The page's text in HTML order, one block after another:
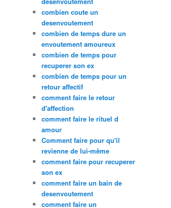
combien coute un
desenvoutement
combien de temps dure un
envoutement amoureux
combien de temps pour
recuperer son ex
combien de temps pour un
retour affectif
comment faire le retour
d'affection
comment faire le rituel d
amour
Comment faire pour qu'il
revienne de lui-même
comment faire pour recuperer
son ex
comment faire un bain de
desenvoutement
comment faire un